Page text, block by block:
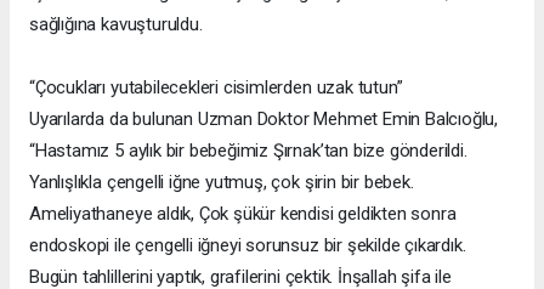
sağlığına kavuşturuldu.
“Çocukları yutabilecekleri cisimlerden uzak tutun”
Uyarılarda da bulunan Uzman Doktor Mehmet Emin Balcıoğlu,
“Hastamız 5 aylık bir bebeğimiz Şırnak’tan bize gönderildi.
Yanlışlıkla çengelli iğne yutmuş, çok şirin bir bebek.
Ameliyathaneye aldık, Çok şükür kendisi geldikten sonra
endoskopi ile çengelli iğneyi sorunsuz bir şekilde çıkardık.
Bugün tahlillerini yaptık, grafilerini çektik. İnşallah şifa ile